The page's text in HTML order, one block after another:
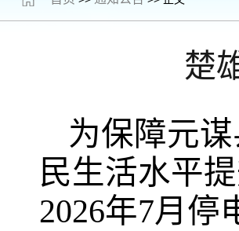
楚
为保障元
民生活水平
2026年7月